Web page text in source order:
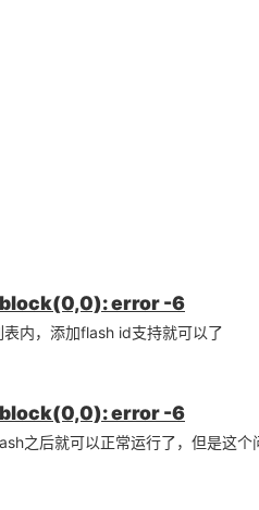
block(0,0): error -6
内，添加flash id支持就可以了
block(0,0): error -6
之后就可以正常运行了，但是这个